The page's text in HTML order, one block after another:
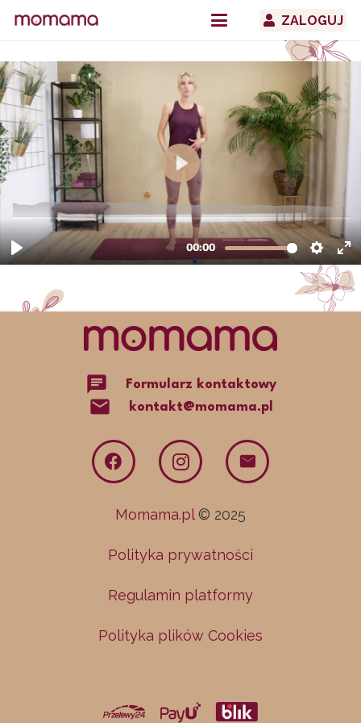
ZALOGUJ
chat Formularz kontaktowy
mail kontakt@momama.pl
Momama.pl© 2025
Polityka prywatności
Regulamin platformy
Polityka plików Cookies